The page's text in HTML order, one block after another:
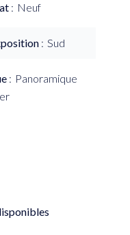
Neuf
Sud
Panoramique